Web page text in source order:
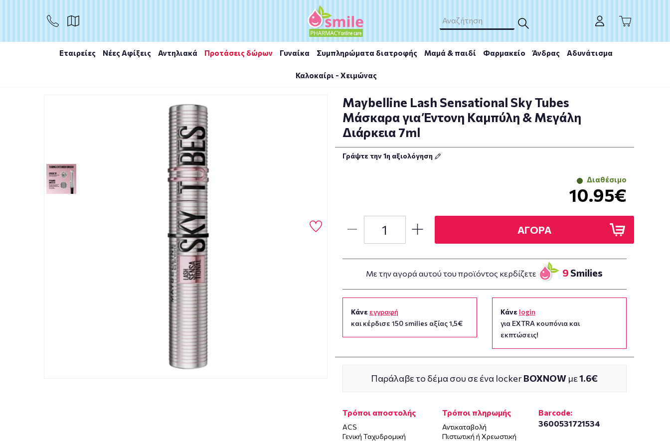
Εταιρείες Νέες Αφίξεις Αντηλιακά Προτάσεις δώρων Γυναίκα Συμπληρώματα διατροφής Μαμά & παιδί Φαρμακείο Άνδρας Αδυνάτισμα
Καλοκαίρι - Χειμώνας
Maybelline Lash Sensational Sky Tubes Μάσκαρα για Έντονη Καμπύλη & Μεγάλη Διάρκεια 7ml
ΑΓΟΡΑ
Maybelline Lash Sensational Sky Tubes
Μάσκαρα για Έντονη Καμπύλη & Μεγάλη
Διάρκεια 7ml
Γράψτε την 1η αξιολόγηση
Διαθέσιμο
10.95€
ΑΓΟΡΑ
Με την αγορά αυτού του προϊόντος κερδίζετε 9 Smilies
Κάνε εγγραφή
και κέρδισε 150 smilies αξίας 1,5€
Κάνε login
για EXTRA κουπόνια και
εκπτώσεις!
Παράλαβε το δέμα σου σε ένα lockerBOXNOW με1.6€
Τρόποι αποστολής
ACS
Γενική Ταχυδρομική
Τρόποι πληρωμής
Αντικαταβολή
Πιστωτική ή Χρεωστική
Barcode:
3600531721534